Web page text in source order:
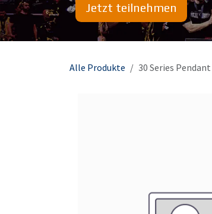
Jetzt teilnehmen
Alle Produkte 30 Series